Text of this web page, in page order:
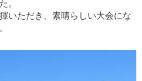
。
いただき、素晴らしい大会にな